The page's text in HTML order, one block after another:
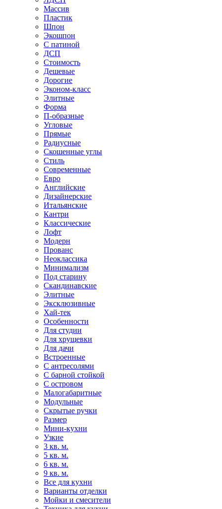
Массив
Пластик
Шпон
Экошпон
С патиной
ДСП
Стоимость
Дешевые
Дорогие
Эконом-класс
Элитные
Форма
П-образные
Угловые
Прямые
Радиусные
Скошенные углы
Стиль
Современные
Евро
Английские
Дизайнерские
Итальянские
Кантри
Классические
Лофт
Модерн
Прованс
Неоклассика
Минимализм
Под старину
Скандинавские
Элитные
Эксклюзивные
Хай-тек
Особенности
Для студии
Для хрущевки
Для дачи
Встроенные
С антресолями
С барной стойкой
С островом
Малогабаритные
Модульные
Скрытые ручки
Размер
Мини-кухни
Узкие
3 кв. м.
5 кв. м.
6 кв. м.
9 кв. м.
Все для кухни
Варианты отделки
Мойки и смесители